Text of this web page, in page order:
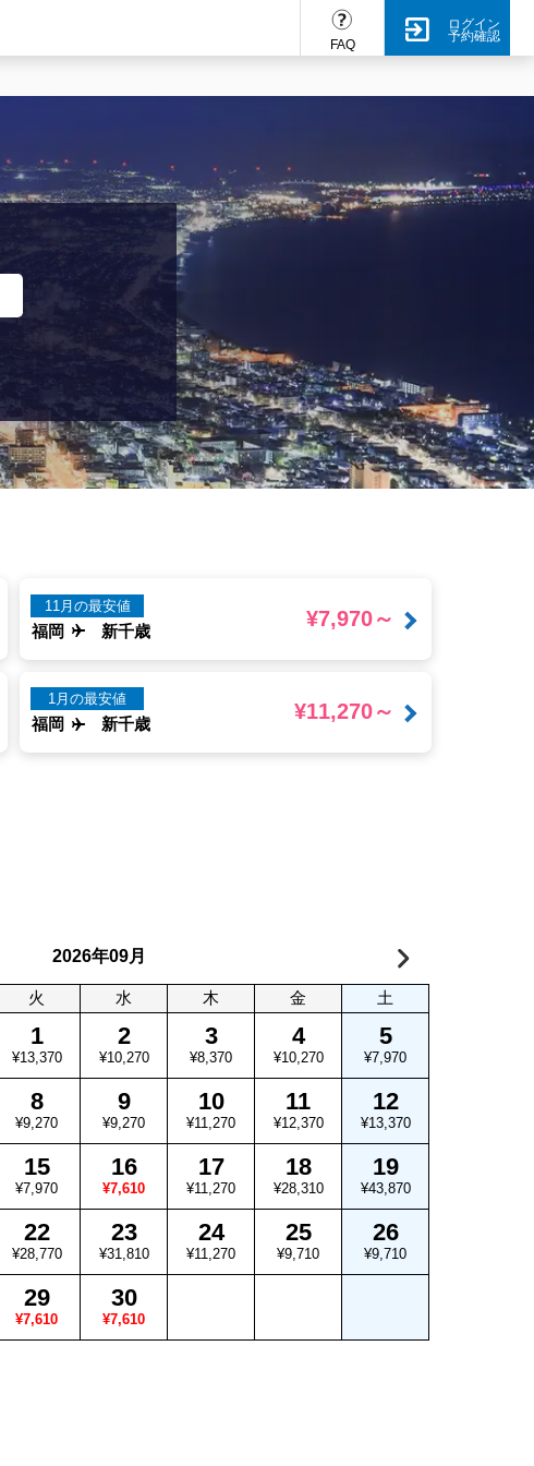
FAQ
ログイン
予約確認
11月の最安値
福岡 新千歳
¥7,970～
1月の最安値
福岡 新千歳
¥11,270～
2026年09月
火 水 木 金 土
1
¥13,370
2
¥10,270
3
¥8,370
4
¥10,270
5
¥7,970
8
¥9,270
9
¥9,270
10
¥11,270
11
¥12,370
12
¥13,370
15
¥7,970
16
¥7,610
17
¥11,270
18
¥28,310
19
¥43,870
22
¥28,770
23
¥31,810
24
¥11,270
25
¥9,710
26
¥9,710
29
¥7,610
30
¥7,610